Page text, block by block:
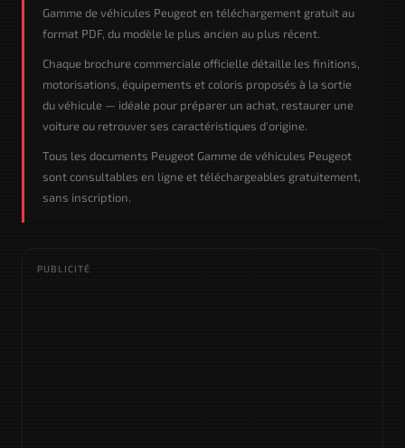
Gamme de véhicules Peugeot en téléchargement gratuit au
format PDF, du modèle le plus ancien au plus récent.
Chaque brochure commerciale officielle détaille les finitions,
motorisations, équipements et coloris proposés à la sortie
du véhicule — idéale pour préparer un achat, restaurer une
voiture ou retrouver ses caractéristiques d'origine.
Tous les documents Peugeot Gamme de véhicules Peugeot
sont consultables en ligne et téléchargeables gratuitement,
sans inscription.
PUBLICITÉ